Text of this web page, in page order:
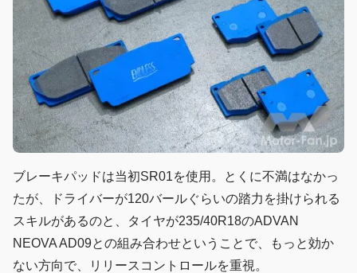
ブレーキパッドは当初SR01を使用。とくに不満はなかっ
たが、ドライバーが120バールぐらいの踏力を掛けられる
スキルがあるのと、タイヤが235/40R18のADVAN
NEOVA AD09との組み合わせということで、もっと効か
ない方向で、リリースコントロールを重視。